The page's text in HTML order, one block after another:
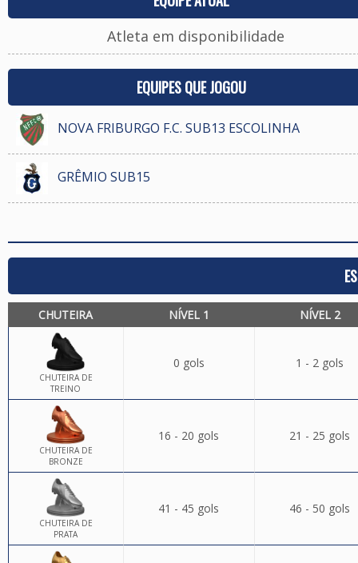
Atleta em disponibilidade
EQUIPES QUE JOGOU
NOVA FRIBURGO F.C. SUB13 ESCOLINHA
GRÊMIO SUB15
CHUTEIRA NÍVEL 1 NÍVEL 2
CHUTEIRA DE
TREINO
0 gols 1 - 2 gols
CHUTEIRA DE
BRONZE
16 - 20 gols 21 - 25 gols
CHUTEIRA DE
PRATA
41 - 45 gols 46 - 50 gols